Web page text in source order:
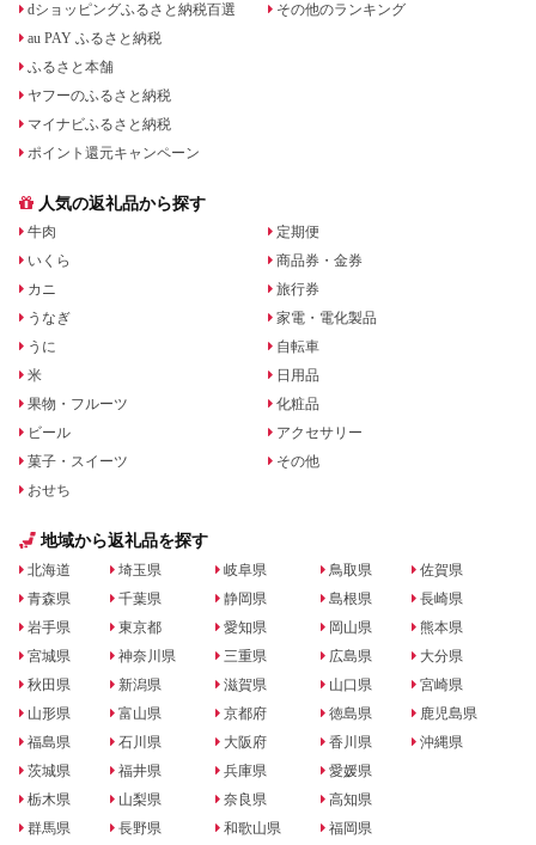
dショッピングふるさと納税百選
au PAY ふるさと納税
ふるさと本舗
ヤフーのふるさと納税
マイナビふるさと納税
ポイント還元キャンペーン
その他のランキング
人気の返礼品から探す
牛肉
いくら
カニ
うなぎ
うに
米
果物・フルーツ
ビール
菓子・スイーツ
おせち
定期便
商品券・金券
旅行券
家電・電化製品
自転車
日用品
化粧品
アクセサリー
その他
地域から返礼品を探す
北海道
青森県
岩手県
宮城県
秋田県
山形県
福島県
茨城県
栃木県
群馬県
埼玉県
千葉県
東京都
神奈川県
新潟県
富山県
石川県
福井県
山梨県
長野県
岐阜県
静岡県
愛知県
三重県
滋賀県
京都府
大阪府
兵庫県
奈良県
和歌山県
鳥取県
島根県
岡山県
広島県
山口県
徳島県
香川県
愛媛県
高知県
福岡県
佐賀県
長崎県
熊本県
大分県
宮崎県
鹿児島県
沖縄県